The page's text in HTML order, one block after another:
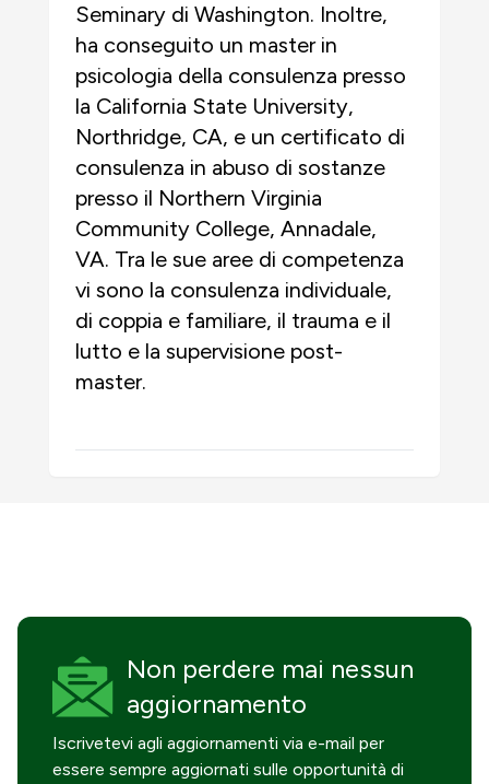
Seminary di Washington. Inoltre,
ha conseguito un master in
psicologia della consulenza presso
la California State University,
Northridge, CA, e un certificato di
consulenza in abuso di sostanze
presso il Northern Virginia
Community College, Annadale,
VA. Tra le sue aree di competenza
vi sono la consulenza individuale,
di coppia e familiare, il trauma e il
lutto e la supervisione post-
master.
Non perdere mai nessun
aggiornamento
Iscrivetevi agli aggiornamenti via e-mail per
essere sempre aggiornati sulle opportunità di